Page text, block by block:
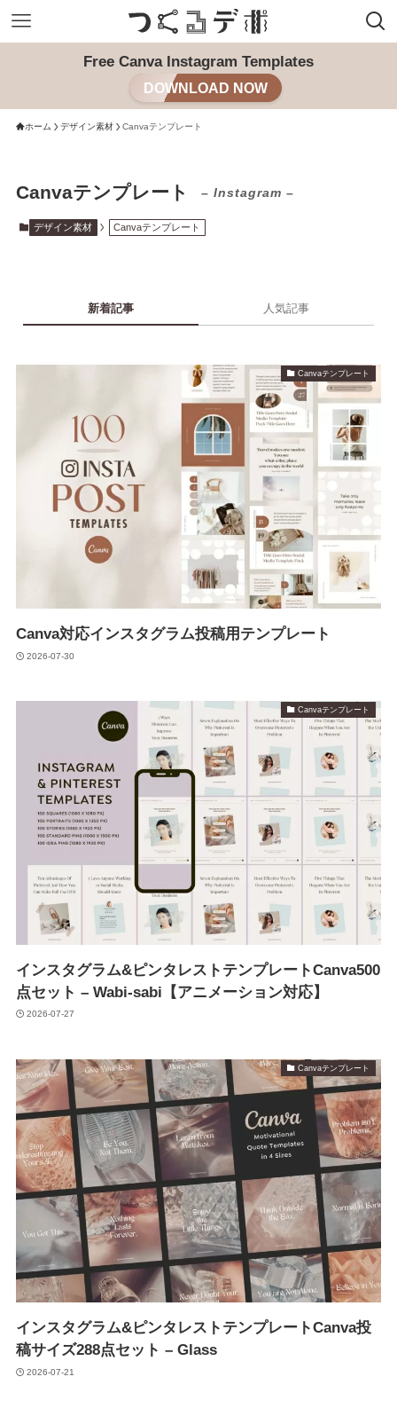
Free Canva Instagram Templates
DOWNLOAD NOW
ホーム デザイン素材 Canvaテンプレート
Canvaテンプレート – Instagram –
デザイン素材 Canvaテンプレート
新着記事 人気記事
Canvaテンプレート
Canva対応インスタグラム投稿用テンプレート
2026-07-30
Canvaテンプレート
インスタグラム&ピンタレストテンプレートCanva500
点セット – Wabi-sabi【アニメーション対応】
2026-07-27
Canvaテンプレート
インスタグラム&ピンタレストテンプレートCanva投
稿サイズ288点セット – Glass
2026-07-21